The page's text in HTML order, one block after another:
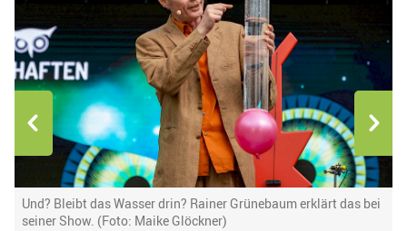
Und? Bleibt das Wasser drin? Rainer Grünebaum erklärt das bei
seiner Show. (Foto: Maike Glöckner)